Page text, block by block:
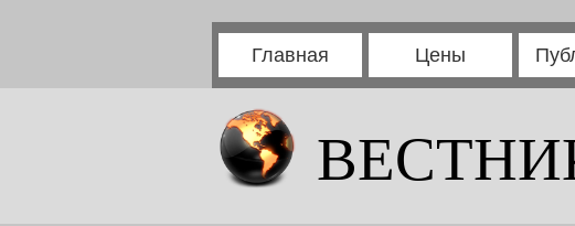
Главная Цены